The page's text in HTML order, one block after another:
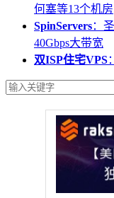
何塞等13个机房
SpinServers：
40Gbps大带宽
双ISP住宅VPS